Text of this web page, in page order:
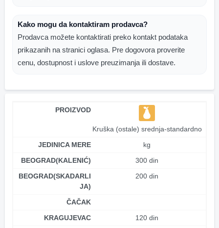
Kako mogu da kontaktiram prodavca?
Prodavca možete kontaktirati preko kontakt podataka
prikazanih na stranici oglasa. Pre dogovora proverite
cenu, dostupnost i uslove preuzimanja ili dostave.
PROIZVOD
Kruška (ostale) srednja-standardno
JEDINICA MERE
kg
BEOGRAD(KALENIĆ)
300 din
BEOGRAD(SKADARLI
JA)
200 din
ČAČAK
KRAGUJEVAC
120 din